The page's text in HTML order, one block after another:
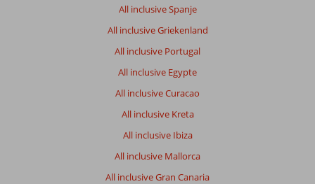
All inclusive Spanje
All inclusive Griekenland
All inclusive Portugal
All inclusive Egypte
All inclusive Curacao
All inclusive Kreta
All inclusive Ibiza
All inclusive Mallorca
All inclusive Gran Canaria